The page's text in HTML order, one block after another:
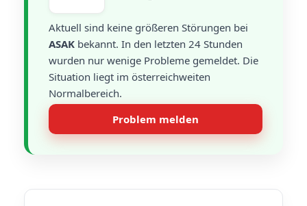
Aktuell sind keine größeren Störungen bei
ASAK bekannt. In den letzten 24 Stunden
wurden nur wenige Probleme gemeldet. Die
Situation liegt im österreichweiten
Normalbereich.
Problem melden